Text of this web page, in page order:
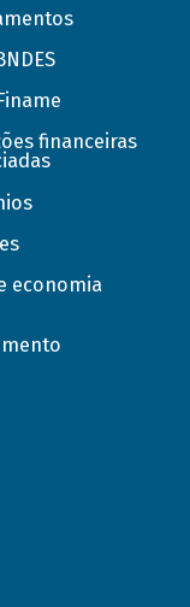
financeiras
economia